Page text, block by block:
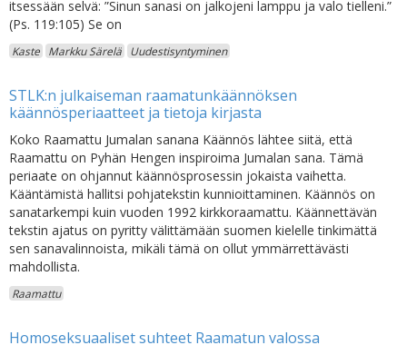
itsessään selvä: ”Sinun sanasi on jalkojeni lamppu ja valo tielleni.”
(Ps. 119:105) Se on
Kaste Markku Särelä Uudestisyntyminen
STLK:n julkaiseman raamatunkäännöksen
käännösperiaatteet ja tietoja kirjasta
Koko Raamattu Jumalan sanana Käännös lähtee siitä, että
Raamattu on Pyhän Hengen inspiroima Jumalan sana. Tämä
periaate on ohjannut käännösprosessin jokaista vaihetta.
Kääntämistä hallitsi pohjatekstin kunnioittaminen. Käännös on
sanatarkempi kuin vuoden 1992 kirkkoraamattu. Käännettävän
tekstin ajatus on pyritty välittämään suomen kielelle tinkimättä
sen sanavalinnoista, mikäli tämä on ollut ymmärrettävästi
mahdollista.
Raamattu
Homoseksuaaliset suhteet Raamatun valossa